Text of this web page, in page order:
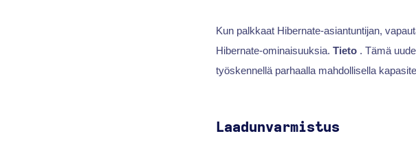
Kun palkkaat Hibernate-asiantuntijan,
Hibernate-ominaisuuksia. Tieto . Tämä
työskennellä parhaalla mahdollisella
Laadunvarmistus